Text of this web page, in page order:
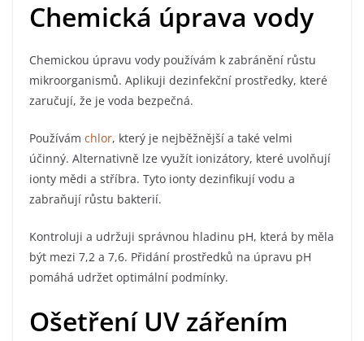
Chemická úprava vody
Chemickou úpravu vody používám k zabránění růstu
mikroorganismů. Aplikuji dezinfekční prostředky, které
zaručují, že je voda bezpečná.
Používám chlor, který je nejběžnější a také velmi
účinný. Alternativně lze využít ionizátory, které uvolňují
ionty mědi a stříbra. Tyto ionty dezinfikují vodu a
zabraňují růstu bakterií.
Kontroluji a udržuji správnou hladinu pH, která by měla
být mezi 7,2 a 7,6. Přidání prostředků na úpravu pH
pomáhá udržet optimální podmínky.
Ošetření UV zářením